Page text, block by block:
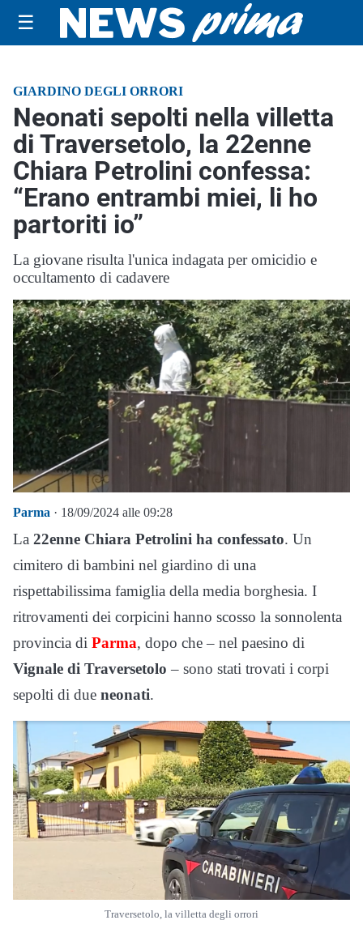
☰
GIARDINO DEGLI ORRORI
Neonati sepolti nella villetta
di Traversetolo, la 22enne
Chiara Petrolini confessa:
“Erano entrambi miei, li ho
partoriti io”
La giovane risulta l'unica indagata per omicidio e
occultamento di cadavere
Parma · 18/09/2024 alle 09:28
La 22enne Chiara Petrolini ha confessato. Un
cimitero di bambini nel giardino di una
rispettabilissima famiglia della media borghesia. I
ritrovamenti dei corpicini hanno scosso la sonnolenta
provincia di Parma, dopo che – nel paesino di
Vignale di Traversetolo – sono stati trovati i corpi
sepolti di due neonati.
Traversetolo, la villetta degli orrori